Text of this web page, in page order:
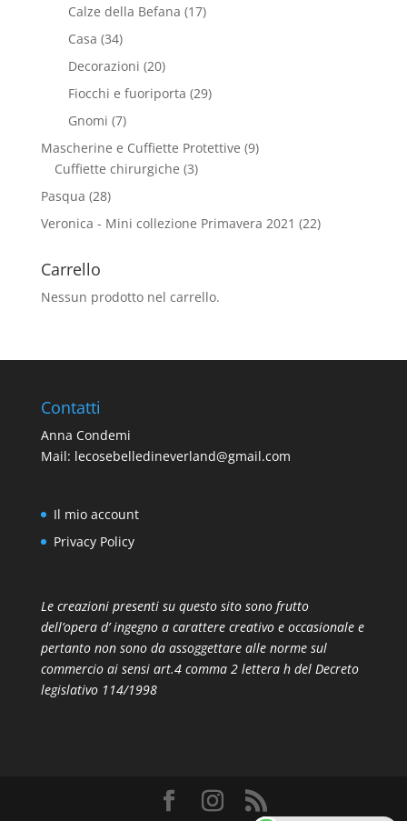
Calze della Befana (17)
Casa (34)
Decorazioni (20)
Fiocchi e fuoriporta (29)
Gnomi (7)
Mascherine e Cuffiette Protettive (9)
Cuffiette chirurgiche (3)
Pasqua (28)
Veronica - Mini collezione Primavera 2021 (22)
Carrello
Nessun prodotto nel carrello.
Contatti
Anna Condemi
Mail: lecosebelledineverland@gmail.com
Il mio account
Privacy Policy
Le creazioni presenti su questo sito sono frutto
dell’opera d’ ingegno a carattere creativo e occasionale e
pertanto non sono da assoggettare alle norme sul
commercio ai sensi art.4 comma 2 lettera h del Decreto
legislativo 114/1998